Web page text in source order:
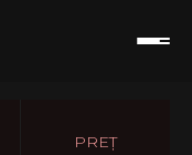
PREȚ